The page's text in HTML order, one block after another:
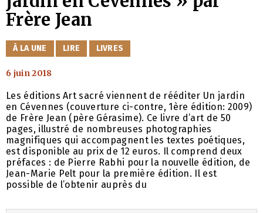
Frère Jean
CATÉGORIES
À LA UNE LIRE LIVRES
6 juin 2018
Les éditions Art sacré viennent de rééditer Un jardin
en Cévennes (couverture ci-contre, 1ère édition: 2009)
de Frère Jean (père Gérasime). Ce livre d’art de 50
pages, illustré de nombreuses photographies
magnifiques qui accompagnent les textes poétiques,
est disponible au prix de 12 euros. Il comprend deux
préfaces : de Pierre Rabhi pour la nouvelle édition, de
Jean-Marie Pelt pour la première édition. Il est
possible de l’obtenir auprès du